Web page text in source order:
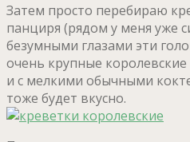
Затем просто перебираю
панциря (рядом у меня уже
безумными глазами эти
очень крупные
и с мелкими обычными
тоже будет вкусно.